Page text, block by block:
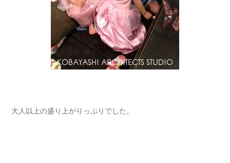
大人以上の盛り上がりっぷりでした。